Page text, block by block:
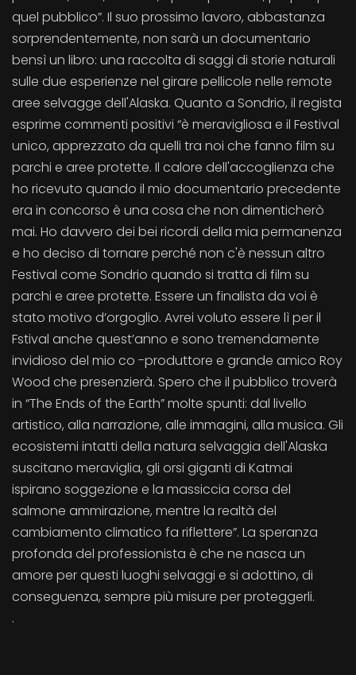
quel pubblico”. Il suo prossimo lavoro, abbastanza
sorprendentemente, non sarà un documentario
bensì un libro: una raccolta di saggi di storie naturali
sulle due esperienze nel girare pellicole nelle remote
aree selvagge dell'Alaska. Quanto a Sondrio, il regista
esprime commenti positivi “è meravigliosa e il Festival
unico, apprezzato da quelli tra noi che fanno film su
parchi e aree protette. Il calore dell'accoglienza che
ho ricevuto quando il mio documentario precedente
era in concorso è una cosa che non dimenticherò
mai. Ho davvero dei bei ricordi della mia permanenza
e ho deciso di tornare perché non c'è nessun altro
Festival come Sondrio quando si tratta di film su
parchi e aree protette. Essere un finalista da voi è
stato motivo d’orgoglio. Avrei voluto essere lì per il
Fstival anche quest’anno e sono tremendamente
invidioso del mio co -produttore e grande amico Roy
Wood che presenzierà. Spero che il pubblico troverà
in “The Ends of the Earth” molte spunti: dal livello
artistico, alla narrazione, alle immagini, alla musica. Gli
ecosistemi intatti della natura selvaggia dell'Alaska
suscitano meraviglia, gli orsi giganti di Katmai
ispirano soggezione e la massiccia corsa del
salmone ammirazione, mentre la realtà del
cambiamento climatico fa riflettere”. La speranza
profonda del professionista è che ne nasca un
amore per questi luoghi selvaggi e si adottino, di
conseguenza, sempre più misure per proteggerli.
.